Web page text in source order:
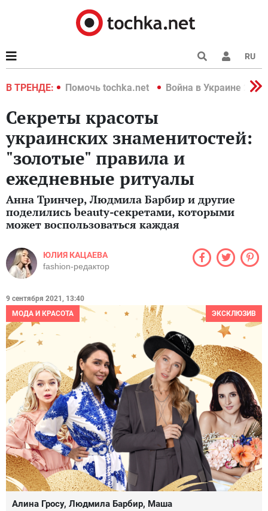
RU
В ТРЕНДЕ:
2022 Помочь tochka.net Война в Украине 2022
Секреты красоты
украинских знаменитостей:
"золотые" правила и
ежедневные ритуалы
Анна Тринчер, Людмила Барбир и другие
поделились beauty-секретами, которыми
может воспользоваться каждая
ЮЛИЯ КАЦАЕВА
fashion-редактор
9 сентября 2021, 13:40
МОДА И КРАСОТА
ЭКСКЛЮЗИВ
Алина Гросу, Людмила Барбир, Маша